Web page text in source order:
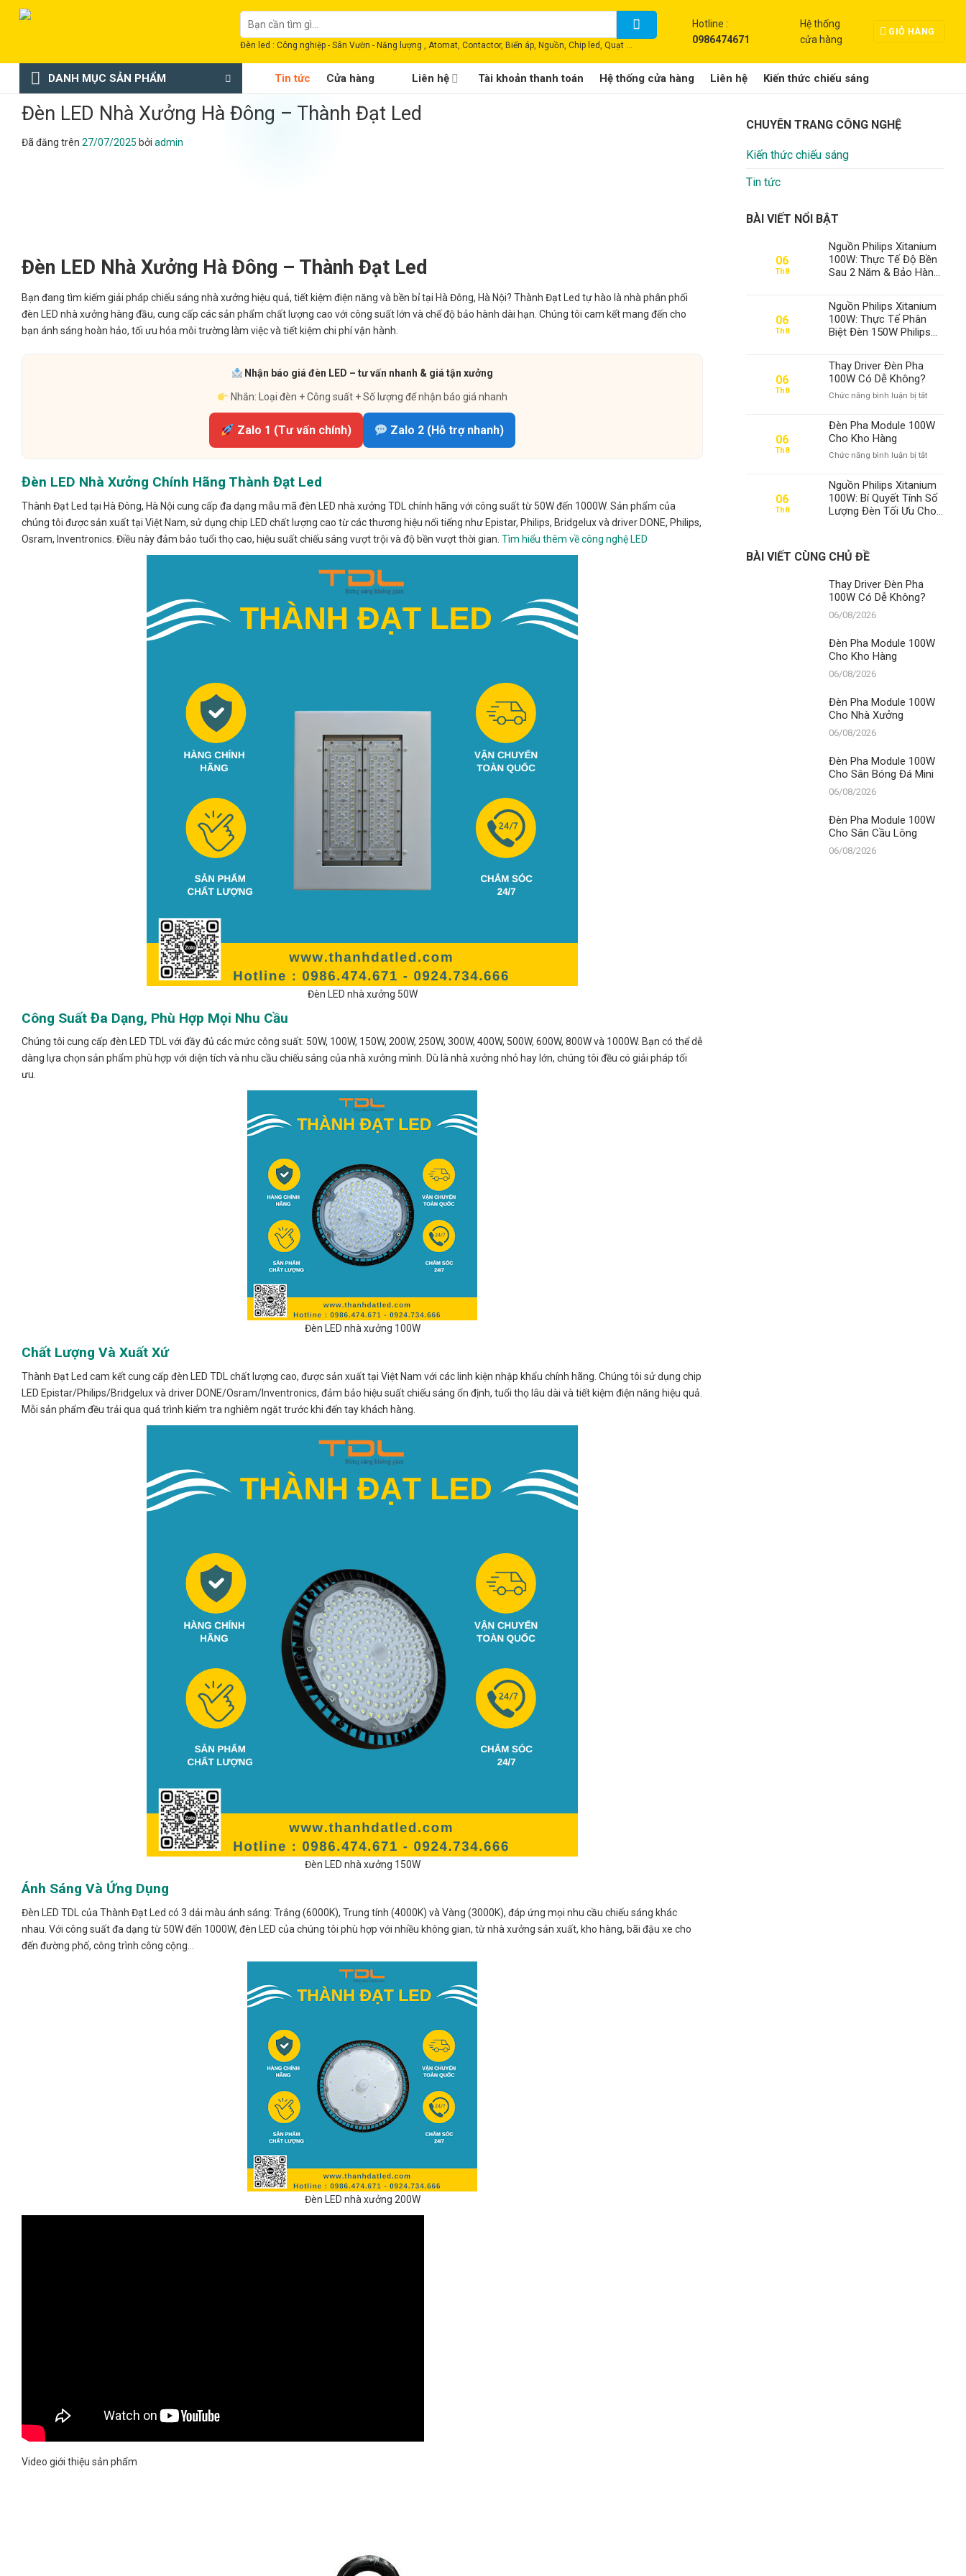
Chuyển
dung
Tìm
kiếm:
Đèn led : Công nghiệp - Sân Vườn - Năng lượng , Atomat, Contactor, Biến áp, Nguồn, Chip led, Quạt ...
Hotline :
0986474671
Hệ thống
cửa hàng
GIỎ HÀNG
DANH MỤC SẢN PHẨM Tin tức Cửa hàng Liên hệ Tài khoản thanh toán Hệ thống cửa hàng Liên hệ Kiến thức chiếu sáng
Đèn LED Nhà Xưởng Hà Đông – Thành Đạt Led
Đã đăng trên 27/07/2025 bởi admin
Đèn LED Nhà Xưởng Hà Đông – Thành Đạt Led
Bạn đang tìm kiếm giải pháp chiếu sáng nhà xưởng hiệu quả, tiết kiệm điện năng và bền bỉ tại Hà Đông, Hà Nội? Thành Đạt Led tự hào là nhà phân phối
đèn LED nhà xưởng hàng đầu, cung cấp các sản phẩm chất lượng cao với công suất lớn và chế độ bảo hành dài hạn. Chúng tôi cam kết mang đến cho
bạn ánh sáng hoàn hảo, tối ưu hóa môi trường làm việc và tiết kiệm chi phí vận hành.
Nhận báo giá đèn LED – tư vấn nhanh & giá tận xưởng
Nhắn: Loại đèn + Công suất + Số lượng để nhận báo giá nhanh
Zalo 1 (Tư vấn chính) Zalo 2 (Hỗ trợ nhanh)
Đèn LED Nhà Xưởng Chính Hãng Thành Đạt Led
Thành Đạt Led tại Hà Đông, Hà Nội cung cấp đa dạng mẫu mã đèn LED nhà xưởng TDL chính hãng với công suất từ 50W đến 1000W. Sản phẩm của
chúng tôi được sản xuất tại Việt Nam, sử dụng chip LED chất lượng cao từ các thương hiệu nổi tiếng như Epistar, Philips, Bridgelux và driver DONE, Philips,
Osram, Inventronics. Điều này đảm bảo tuổi thọ cao, hiệu suất chiếu sáng vượt trội và độ bền vượt thời gian. Tìm hiểu thêm về công nghệ LED
Đèn LED nhà xưởng 50W
Công Suất Đa Dạng, Phù Hợp Mọi Nhu Cầu
Chúng tôi cung cấp đèn LED TDL với đầy đủ các mức công suất: 50W, 100W, 150W, 200W, 250W, 300W, 400W, 500W, 600W, 800W và 1000W. Bạn có thể dễ
dàng lựa chọn sản phẩm phù hợp với diện tích và nhu cầu chiếu sáng của nhà xưởng mình. Dù là nhà xưởng nhỏ hay lớn, chúng tôi đều có giải pháp tối
ưu.
Đèn LED nhà xưởng 100W
Chất Lượng Và Xuất Xứ
Thành Đạt Led cam kết cung cấp đèn LED TDL chất lượng cao, được sản xuất tại Việt Nam với các linh kiện nhập khẩu chính hãng. Chúng tôi sử dụng chip
LED Epistar/Philips/Bridgelux và driver DONE/Osram/Inventronics, đảm bảo hiệu suất chiếu sáng ổn định, tuổi thọ lâu dài và tiết kiệm điện năng hiệu quả.
Mỗi sản phẩm đều trải qua quá trình kiểm tra nghiêm ngặt trước khi đến tay khách hàng.
Đèn LED nhà xưởng 150W
Ánh Sáng Và Ứng Dụng
Đèn LED TDL của Thành Đạt Led có 3 dải màu ánh sáng: Trắng (6000K), Trung tính (4000K) và Vàng (3000K), đáp ứng mọi nhu cầu chiếu sáng khác
nhau. Với công suất đa dạng từ 50W đến 1000W, đèn LED của chúng tôi phù hợp với nhiều không gian, từ nhà xưởng sản xuất, kho hàng, bãi đậu xe cho
đến đường phố, công trình công cộng…
Đèn LED nhà xưởng 200W
Video giới thiệu sản phẩm
CHUYÊN TRANG CÔNG NGHỆ
Kiến thức chiếu sáng
Tin tức
BÀI VIẾT NỔI BẬT
06
Th8
Nguồn Philips Xitanium
100W: Thực Tế Độ Bền
Sau 2 Năm & Bảo Hành
LED – Chuyên Gia Số 1
06
Th8
Nguồn Philips Xitanium
100W: Thực Tế Phân
Biệt Đèn 150W Philips
06
Th8
Thay Driver Đèn Pha
100W Có Dễ Không?
Chức năng bình luận bị tắtở
Driver
Đèn
100W
Không?
06
Th8
Đèn Pha Module 100W
Cho Kho Hàng
Chức năng bình luận bị tắtở
Module
100W
Cho
06
Th8
Nguồn Philips Xitanium
100W: Bí Quyết Tính Số
Lượng Đèn Tối Ưu Cho
Nam
BÀI VIẾT CÙNG CHỦ ĐỀ
Thay Driver Đèn Pha
100W Có Dễ Không?
06/08/2026
Đèn Pha Module 100W
Cho Kho Hàng
06/08/2026
Đèn Pha Module 100W
Cho Nhà Xưởng
06/08/2026
Đèn Pha Module 100W
Cho Sân Bóng Đá Mini
06/08/2026
Đèn Pha Module 100W
Cho Sân Cầu Lông
06/08/2026